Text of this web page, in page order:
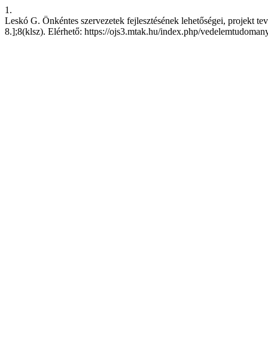
1.
Leskó G. Önkéntes szervezetek fejlesztésének lehetőségei, projekt
8.];8(klsz). Elérhető: https://ojs3.mtak.hu/index.php/